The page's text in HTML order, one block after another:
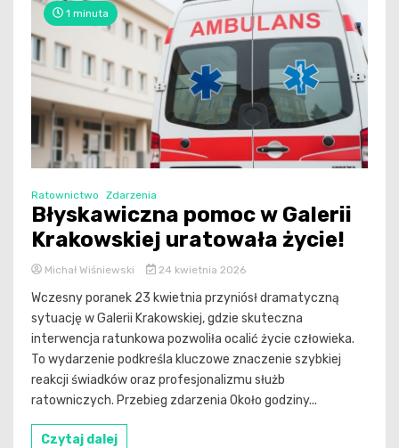
1 minuta
Ratownictwo Zdarzenia
Błyskawiczna pomoc w Galerii
Krakowskiej uratowała życie!
Michał Wiśniewski 24 kwietnia 2026
Wczesny poranek 23 kwietnia przyniósł dramatyczną
sytuację w Galerii Krakowskiej, gdzie skuteczna
interwencja ratunkowa pozwoliła ocalić życie człowieka.
To wydarzenie podkreśla kluczowe znaczenie szybkiej
reakcji świadków oraz profesjonalizmu służb
ratowniczych. Przebieg zdarzenia Około godziny...
Czytaj dalej